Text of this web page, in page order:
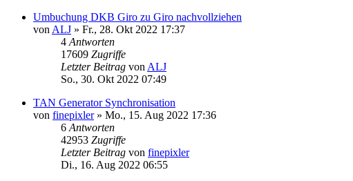
Umbuchung DKB Giro zu Giro nachvollziehen
von ALJ » Fr., 28. Okt 2022 17:37
4 Antworten
17609 Zugriffe
Letzter Beitrag von ALJ
So., 30. Okt 2022 07:49
TAN Generator Synchronisation
von finepixler» Mo., 15. Aug 2022 17:36
6 Antworten
42953 Zugriffe
Letzter Beitrag von finepixler
Di., 16. Aug 2022 06:55